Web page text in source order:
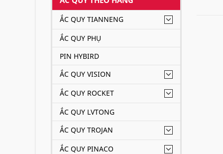
ẮC QUY TIANNENG
ẮC QUY PHỤ
PIN HYBIRD
ẮC QUY VISION
ẮC QUY ROCKET
ẮC QUY LVTONG
ẮC QUY TROJAN
ẮC QUY PINACO